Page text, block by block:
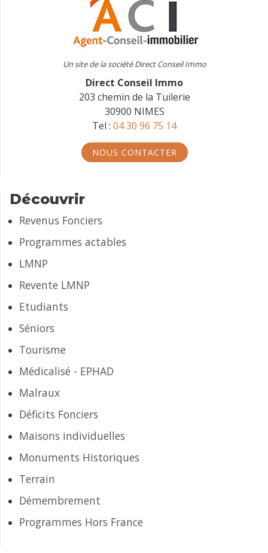
Un site de la société Direct Conseil Immo
Direct Conseil Immo
203 chemin de la Tuilerie
30900 NIMES
Tel : 04 30 96 75 14
NOUS CONTACTER
Découvrir
Revenus Fonciers
Programmes actables
LMNP
Revente LMNP
Etudiants
Séniors
Tourisme
Médicalisé - EPHAD
Malraux
Déficits Fonciers
Maisons individuelles
Monuments Historiques
Terrain
Démembrement
Programmes Hors France